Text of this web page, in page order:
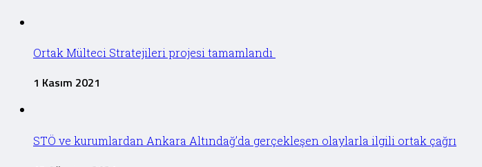
Ortak Mülteci Stratejileri projesi tamamlandı
1 Kasım 2021
STÖ ve kurumlardan Ankara Altındağ’da gerçekleşen olaylarla ilgili ortak çağrı